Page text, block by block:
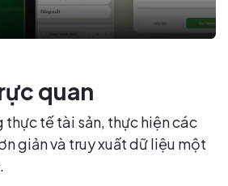
quan
thực tế tài sản, thực hiện các
giản và truy xuất dữ liệu một